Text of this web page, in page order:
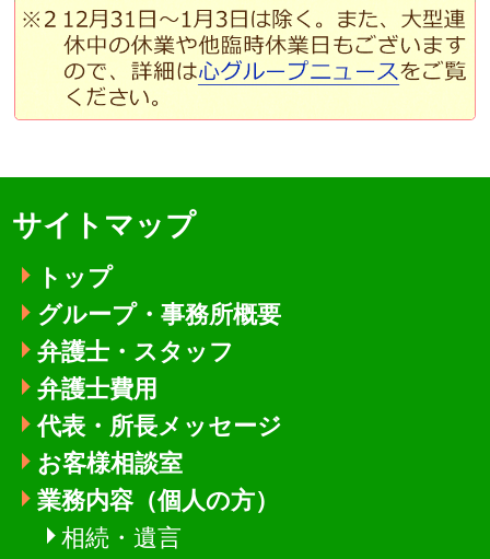
サイトマップ
トップ
グループ・事務所概要
弁護士・スタッフ
弁護士費用
代表・所長メッセージ
お客様相談室
業務内容（個人の方）
相続・遺言